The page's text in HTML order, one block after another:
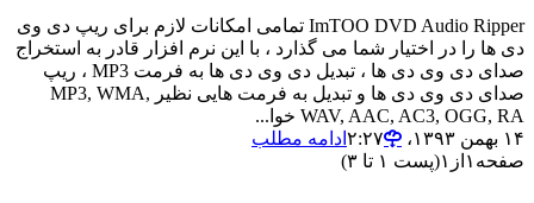
ImTOO DVD Audio Ripper تمامی امکانات لازم برای ریپ دی وی
دی ها را در اختیار شما می گذارد ، با این نرم افزار قادر به استخراج
صدای دی وی دی ها ، تبدیل دی وی دی ها به فرمت MP3 ، ریپ
صدای دی وی دی ها و تبدیل به فرمت هایی نظیر MP3, WMA,
WAV, AAC, AC3, OGG, RA خوا...
۱۴ بهمن ۱۳۹۳،‏ ۲:۲۷
ادامه مطلب
صفحه ۱ از ۱(پست ۱ تا ۳)